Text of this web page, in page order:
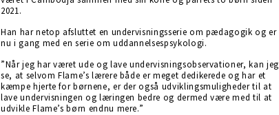
2021.
Han har netop afsluttet en undervisningsserie om pædagogik og er
nu i gang med en serie om uddannelsespsykologi.
”Når jeg har været ude og lave undervisningsobservationer, kan jeg
se, at selvom Flame’s lærere både er meget dedikerede og har et
kæmpe hjerte for børnene, er der også udviklingsmuligheder til at
lave undervisningen og læringen bedre og dermed være med til at
udvikle Flame’s børn endnu mere.”